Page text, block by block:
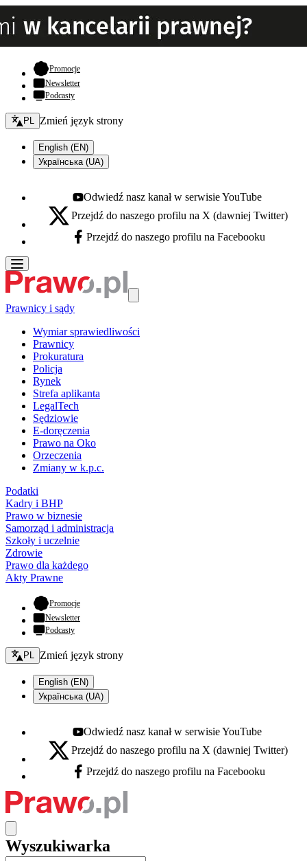
Promocje- otwiera się w nowej karcie
Newsletter
Podcasty
Zmień język - bieżący:
PL Zmień język strony
English (EN)
Українська (UA)
Youtube - otwiera się w nowej karcie
Odwiedź nasz kanał w serwisie YouTube
X - otwiera się w nowej karcie
Przejdź do naszego profilu na X (dawniej Twitter)
Facebook - otwiera się w nowej karcie
Przejdź do naszego profilu na Facebooku
Prawnicy i sądy
Wymiar sprawiedliwości
Prawnicy
Prokuratura
Policja
Rynek
Strefa aplikanta
LegalTech
Sędziowie
E-doręczenia
Prawo na Oko
Orzeczenia
Zmiany w k.p.c.
Podatki
Kadry i BHP
Prawo w biznesie
Samorząd i administracja
Szkoły i uczelnie
Zdrowie
Prawo dla każdego
Akty Prawne
Promocje- otwiera się w nowej karcie
Newsletter
Podcasty
Zmień język - bieżący:
PL Zmień język strony
English (EN)
Українська (UA)
Youtube - otwiera się w nowej karcie
Odwiedź nasz kanał w serwisie YouTube
X - otwiera się w nowej karcie
Przejdź do naszego profilu na X (dawniej Twitter)
Facebook - otwiera się w nowej karcie
Przejdź do naszego profilu na Facebooku
Wyszukiwarka